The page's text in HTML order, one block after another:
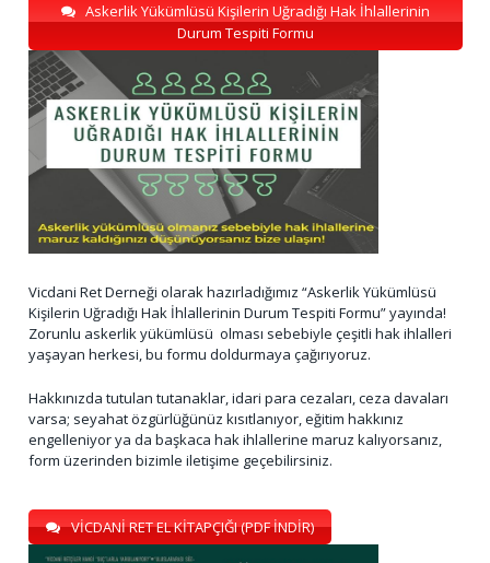
Askerlik Yükümlüsü Kişilerin Uğradığı Hak İhlallerinin
Durum Tespiti Formu
Vicdani Ret Derneği olarak hazırladığımız “Askerlik Yükümlüsü
Kişilerin Uğradığı Hak İhlallerinin Durum Tespiti Formu” yayında!
Zorunlu askerlik yükümlüsü olması sebebiyle çeşitli hak ihlalleri
yaşayan herkesi, bu formu doldurmaya çağırıyoruz.
Hakkınızda tutulan tutanaklar, idari para cezaları, ceza davaları
varsa; seyahat özgürlüğünüz kısıtlanıyor, eğitim hakkınız
engelleniyor ya da başkaca hak ihlallerine maruz kalıyorsanız,
form üzerinden bizimle iletişime geçebilirsiniz.
VİCDANİ RET EL KİTAPÇIĞI (PDF İNDİR)